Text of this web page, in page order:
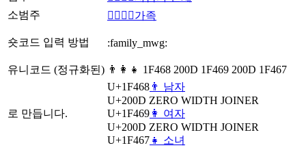
소범주
👩‍❤️‍💋‍👨가족
숏코드 입력 방법 :family_mwg:
유니코드 (정규화된) 👨‍👩‍👧 1F468 200D 1F469 200D 1F467
로 만듭니다.
U+1F468 👨 남자
U+200D ZERO WIDTH JOINER
U+1F469 👩 여자
U+200D ZERO WIDTH JOINER
U+1F467 👧 소녀